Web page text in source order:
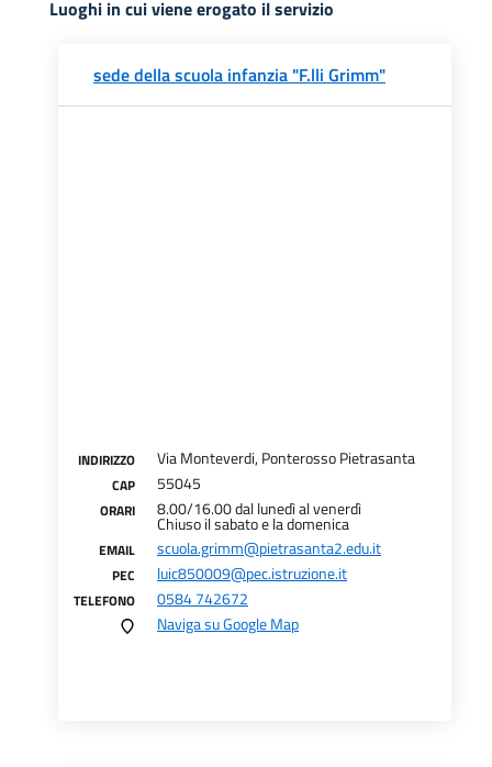
Luoghi in cui viene erogato il servizio
sede della scuola infanzia "F.lli Grimm"
INDIRIZZO Via Monteverdi, Ponterosso Pietrasanta
CAP 55045
ORARI 8.00/16.00 dal lunedì al venerdì
Chiuso il sabato e la domenica
EMAIL scuola.grimm@pietrasanta2.edu.it
PEC luic850009@pec.istruzione.it
TELEFONO
0584 742672
Naviga su Google Map